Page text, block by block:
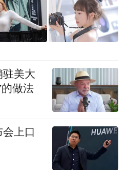
《八一起义歌》《映山
户晓，不少游人循着激
追寻革命岁月的峥嵘记
省地方志编纂委员会原
江西省旅游志》中如是
粮小道，一群高举红
者正在体验当年红军挑
驻美大
做法
上口